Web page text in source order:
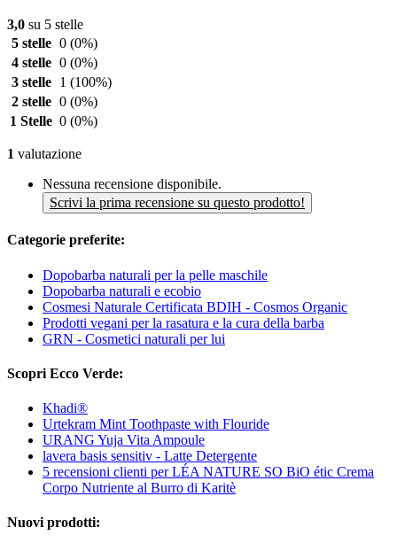
3,0 su 5 stelle
5 stelle 0 (0%)
4 stelle 0 (0%)
3 stelle
1 (100%)
2 stelle 0 (0%)
1 Stelle 0 (0%)
1 valutazione
Nessuna recensione disponibile.
Scrivi la prima recensione su questo prodotto!
Categorie preferite:
Dopobarba naturali per la pelle maschile
Dopobarba naturali e ecobio
Cosmesi Naturale Certificata BDIH - Cosmos Organic
Prodotti vegani per la rasatura e la cura della barba
GRN - Cosmetici naturali per lui
Scopri Ecco Verde:
Khadi®
Urtekram Mint Toothpaste with Flouride
URANG Yuja Vita Ampoule
lavera basis sensitiv - Latte Detergente
5 recensioni clienti per LÉA NATURE SO BiO étic Crema
Corpo Nutriente al Burro di Karitè
Nuovi prodotti: